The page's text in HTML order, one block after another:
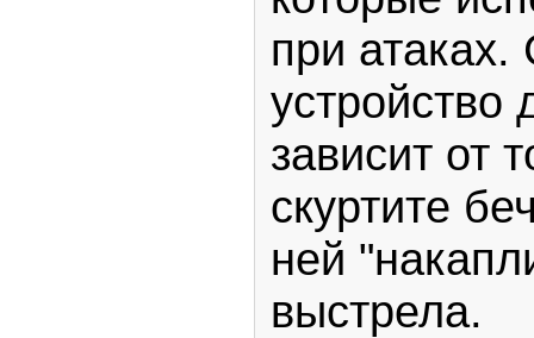
при атаках.
устройство
зависит от
скуртите
ней
выстрела.